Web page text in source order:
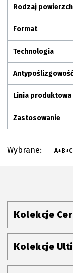
Rodzaj
Format
Technologia
Antypoślizgowość
Linia produktowa
Zastosowanie
Wybrane: A+B+C
Kolekcje
Kolekcje